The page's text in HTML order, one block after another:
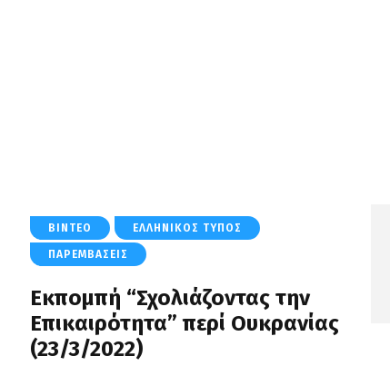
ΒΊΝΤΕΟ ΕΛΛΗΝΙΚΌΣ ΤΎΠΟΣ
ΠΑΡΕΜΒΆΣΕΙΣ
Εκπομπή “Σχολιάζοντας την
Επικαιρότητα” περί Ουκρανίας
(23/3/2022)